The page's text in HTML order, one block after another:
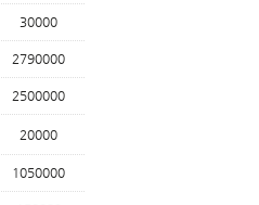
30000
2790000
2500000
20000
1050000